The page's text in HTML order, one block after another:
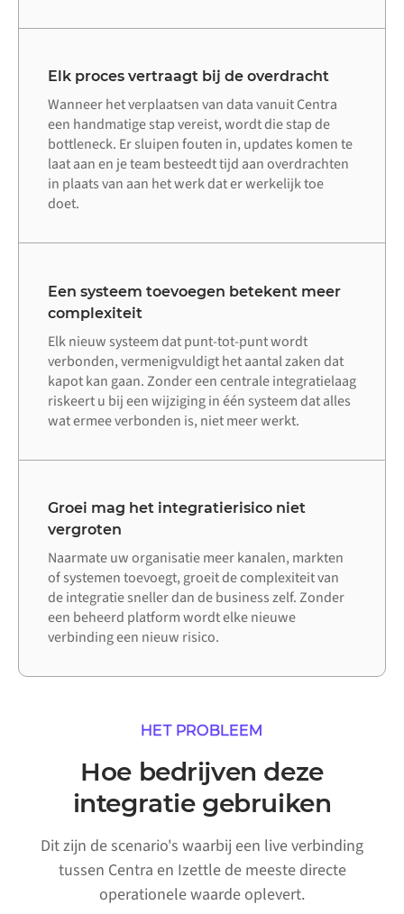
Elk proces vertraagt bij de overdracht
Wanneer het verplaatsen van data vanuit Centra
een handmatige stap vereist, wordt die stap de
bottleneck. Er sluipen fouten in, updates komen te
laat aan en je team besteedt tijd aan overdrachten
in plaats van aan het werk dat er werkelijk toe
doet.
Een systeem toevoegen betekent meer
complexiteit
Elk nieuw systeem dat punt-tot-punt wordt
verbonden, vermenigvuldigt het aantal zaken dat
kapot kan gaan. Zonder een centrale integratielaag
riskeert u bij een wijziging in één systeem dat alles
wat ermee verbonden is, niet meer werkt.
Groei mag het integratierisico niet
vergroten
Naarmate uw organisatie meer kanalen, markten
of systemen toevoegt, groeit de complexiteit van
de integratie sneller dan de business zelf. Zonder
een beheerd platform wordt elke nieuwe
verbinding een nieuw risico.
HET PROBLEEM
Hoe bedrijven deze
integratie gebruiken
Dit zijn de scenario's waarbij een live verbinding
tussen Centra en Izettle de meeste directe
operationele waarde oplevert.